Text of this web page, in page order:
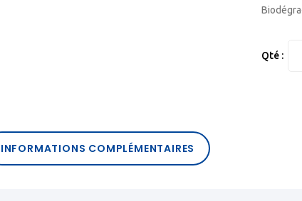
Qté :
INFORMATIONS COMPLÉMENTAIRES